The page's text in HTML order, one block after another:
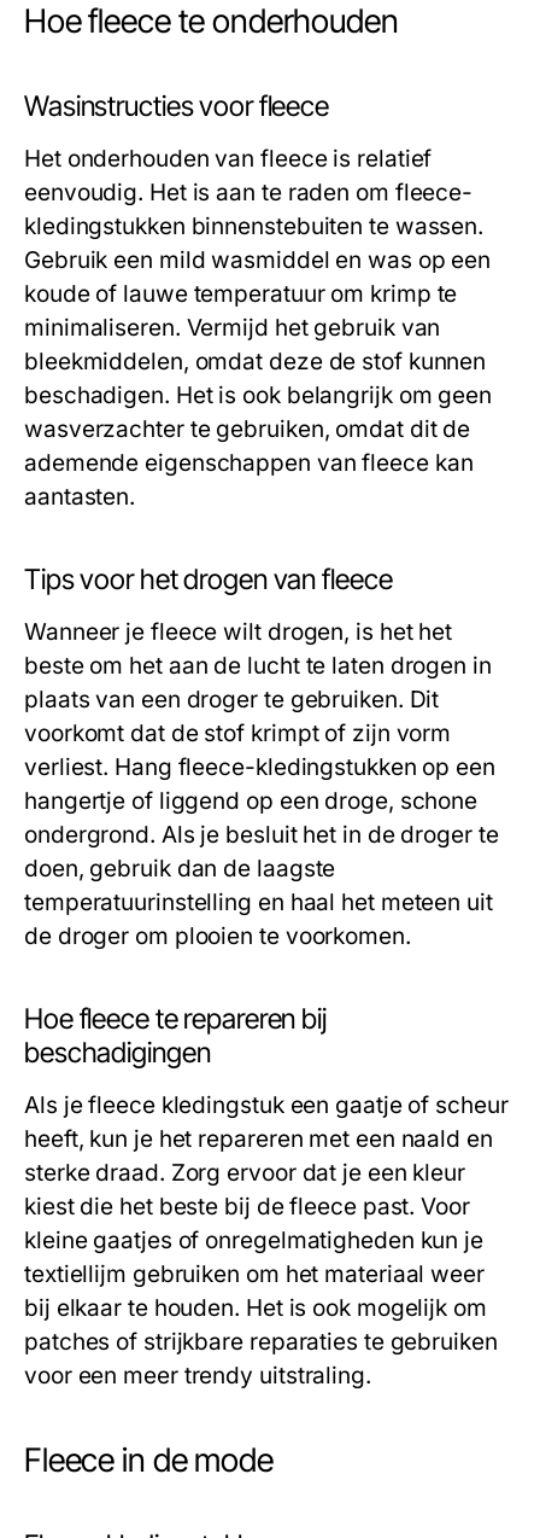
Hoe fleece te onderhouden
Wasinstructies voor fleece
Het onderhouden van fleece is relatief
eenvoudig. Het is aan te raden om fleece-
kledingstukken binnenstebuiten te wassen.
Gebruik een mild wasmiddel en was op een
koude of lauwe temperatuur om krimp te
minimaliseren. Vermijd het gebruik van
bleekmiddelen, omdat deze de stof kunnen
beschadigen. Het is ook belangrijk om geen
wasverzachter te gebruiken, omdat dit de
ademende eigenschappen van fleece kan
aantasten.
Tips voor het drogen van fleece
Wanneer je fleece wilt drogen, is het het
beste om het aan de lucht te laten drogen in
plaats van een droger te gebruiken. Dit
voorkomt dat de stof krimpt of zijn vorm
verliest. Hang fleece-kledingstukken op een
hangertje of liggend op een droge, schone
ondergrond. Als je besluit het in de droger te
doen, gebruik dan de laagste
temperatuurinstelling en haal het meteen uit
de droger om plooien te voorkomen.
Hoe fleece te repareren bij
beschadigingen
Als je fleece kledingstuk een gaatje of scheur
heeft, kun je het repareren met een naald en
sterke draad. Zorg ervoor dat je een kleur
kiest die het beste bij de fleece past. Voor
kleine gaatjes of onregelmatigheden kun je
textiellijm gebruiken om het materiaal weer
bij elkaar te houden. Het is ook mogelijk om
patches of strijkbare reparaties te gebruiken
voor een meer trendy uitstraling.
Fleece in de mode